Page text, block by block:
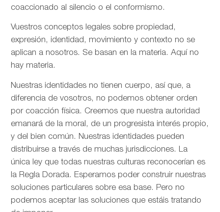
coaccionado al silencio o el conformismo.
Vuestros conceptos legales sobre propiedad,
expresión, identidad, movimiento y contexto no se
aplican a nosotros. Se basan en la materia. Aquí no
hay materia.
Nuestras identidades no tienen cuerpo, así que, a
diferencia de vosotros, no podemos obtener orden
por coacción física. Creemos que nuestra autoridad
emanará de la moral, de un progresista interés propio,
y del bien común. Nuestras identidades pueden
distribuirse a través de muchas jurisdicciones. La
única ley que todas nuestras culturas reconocerían es
la Regla Dorada. Esperamos poder construir nuestras
soluciones particulares sobre esa base. Pero no
podemos aceptar las soluciones que estáis tratando